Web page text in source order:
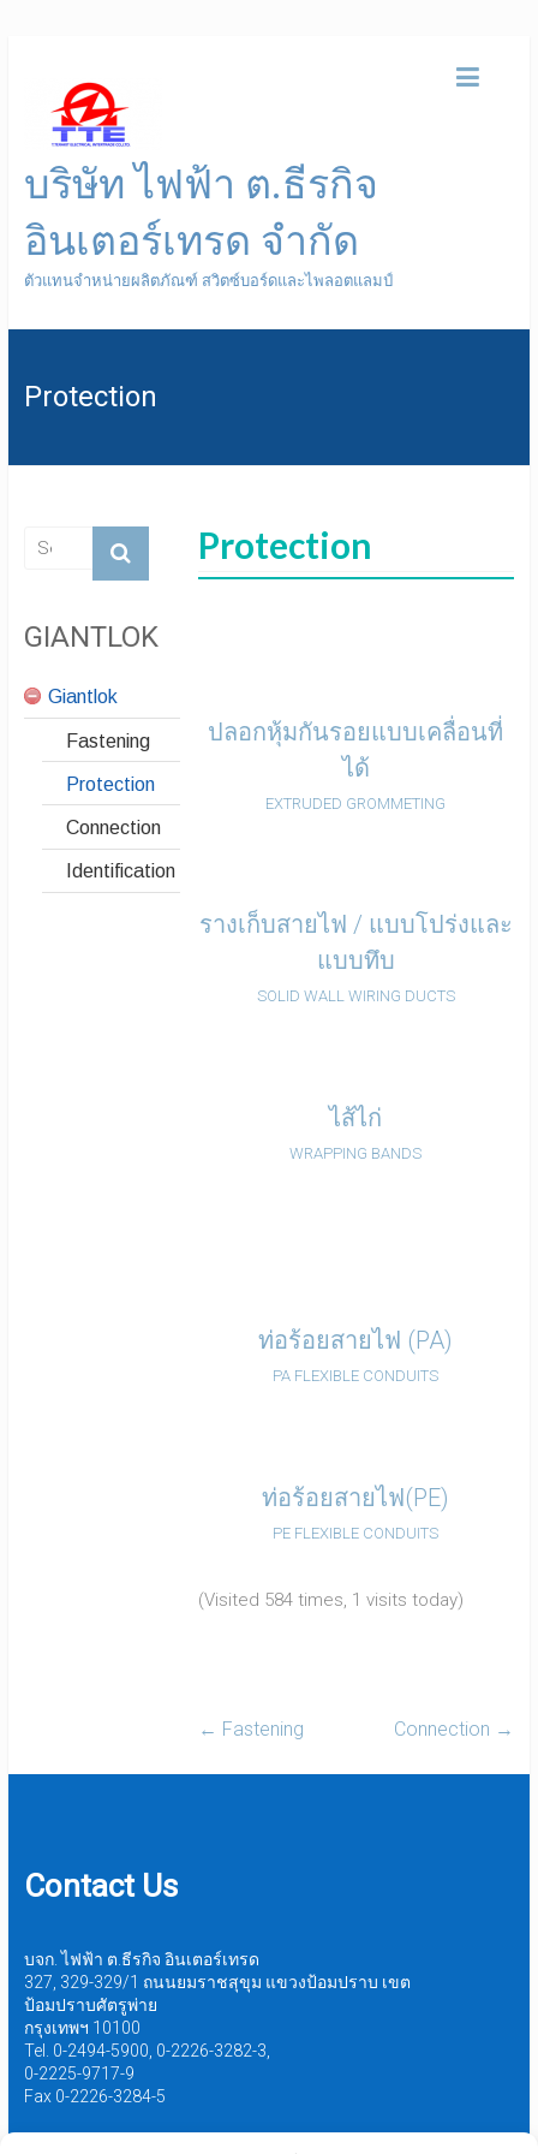
บริษัท ไฟฟ้า ต.ธีรกิจ
อินเตอร์เทรด จำกัด
ตัวแทนจำหน่ายผลิตภัณฑ์ สวิตซ์บอร์ดและไพลอตแลมป์
Protection
Protection
ปลอกหุ้มกันรอยแบบเคลื่อนที่
ได้
EXTRUDED GROMMETING
รางเก็บสายไฟ / แบบโปร่งและ
แบบทึบ
SOLID WALL WIRING DUCTS
ไส้ไก่
WRAPPING BANDS
ท่อร้อยสายไฟ (PA)
PA FLEXIBLE CONDUITS
ท่อร้อยสายไฟ(PE)
PE FLEXIBLE CONDUITS
(Visited 584 times, 1 visits today)
← Fastening Connection →
GIANTLOK
Giantlok
Fastening
Protection
Connection
Identification
Contact Us
บจก. ไฟฟ้า ต.ธีรกิจ อินเตอร์เทรด
327, 329-329/1 ถนนยมราชสุขุม แขวงป้อมปราบ เขต
ป้อมปราบศัตรูพ่าย
กรุงเทพฯ 10100
Tel. 0-2494-5900, 0-2226-3282-3,
0-2225-9717-9
Fax 0-2226-3284-5